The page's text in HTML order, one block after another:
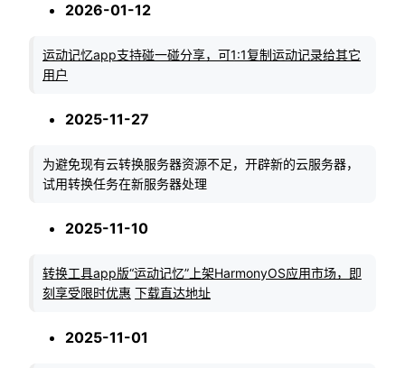
2026-01-12
运动记忆app支持碰一碰分享，可1:1复制运动记录给其它
用户
2025-11-27
为避免现有云转换服务器资源不足，开辟新的云服务器，
试用转换任务在新服务器处理
2025-11-10
转换工具app版“运动记忆”上架HarmonyOS应用市场，即
刻享受限时优惠 下载直达地址
2025-11-01